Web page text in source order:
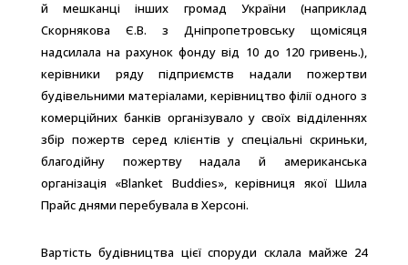
й мешканці інших громад України (наприклад
Скорнякова Є.В. з Дніпропетровську щомісяця
надсилала на рахунок фонду від 10 до 120 гривень.),
керівники ряду підприємств надали пожертви
будівельними матеріалами, керівництво філії одного з
комерційних банків організувало у своїх відділеннях
збір пожертв серед клієнтів у спеціальні скриньки,
благодійну пожертву надала й американська
організація «Blanket Buddies», керівниця якої Шила
Прайс днями перебувала в Херсоні.
Вартість будівництва цієї споруди склала майже 24